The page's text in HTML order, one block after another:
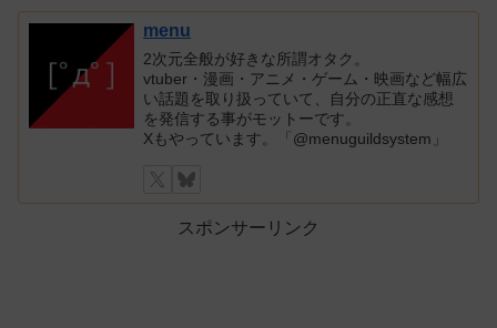
menu
2次元全般が好きな所謂オタク。
vtuber・漫画・アニメ・ゲーム・映画など幅広
い話題を取り扱っていて、自分の正直な感想
を発信する事がモットーです。
Xもやっています。「@menuguildsystem」
スポンサーリンク